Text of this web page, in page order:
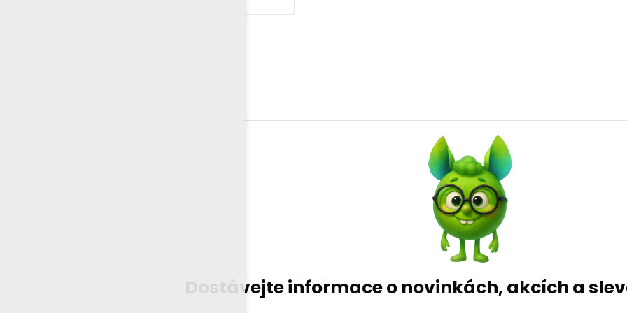
Dostávejte informace o novinkách, akcích a